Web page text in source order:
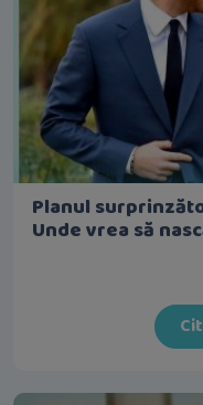
Planul
Unde vrea să